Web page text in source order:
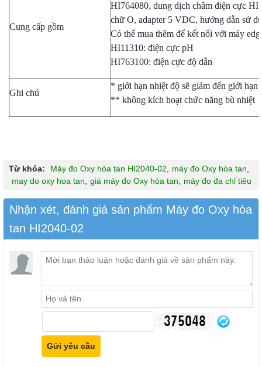
Cung cấp gồm
HI764080, dung dịch châm điện cực
chữ O, adapter 5 VDC, hướng dẫn sử
Có thể mua thêm để kết nối với máy
HI11310: điện cực pH
HI763100: điện cực độ dẫn
Ghi chú
* giới hạn nhiệt độ sẽ giảm đến giới hạn
** không kích hoạt chức năng bù nhiệt
Từ khóa: Máy đo Oxy hòa tan HI2040-02, máy đo Oxy hòa tan,
may do oxy hoa tan, giá máy đo Oxy hòa tan, máy đo đa chỉ tiêu
Nhận xét, đánh giá sản phẩm Máy đo Oxy hòa
tan HI2040-02